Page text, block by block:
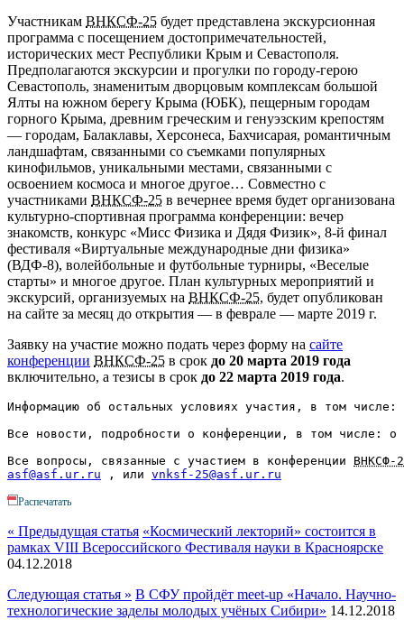
Участникам ВНКСФ-25 будет представлена экскурсионная
программа с посещением достопримечательностей,
исторических мест Республики Крым и Севастополя.
Предполагаются экскурсии и прогулки по городу-герою
Севастополь, знаменитым дворцовым комплексам большой
Ялты на южном берегу Крыма (ЮБК), пещерным городам
горного Крыма, древним греческим и генуэзским крепостям
— городам, Балаклавы, Херсонеса, Бахчисарая, романтичным
ландшафтам, связанными со съемками популярных
кинофильмов, уникальными местами, связанными с
освоением космоса и многое другое… Совместно с
участниками ВНКСФ-25 в вечернее время будет организована
культурно-спортивная программа конференции: вечер
знакомств, конкурс «Мисс Физика и Дядя Физик», 8-й финал
фестиваля «Виртуальные международные дни физика»
(ВДФ-8), волейбольные и футбольные турниры, «Веселые
старты» и многое другое. План культурных мероприятий и
экскурсий, организуемых на ВНКСФ-25, будет опубликован
на сайте за месяц до открытия — в феврале — марте 2019 г.
Заявку на участие можно подать через форму на сайте
конференции ВНКСФ-25 в срок до 20 марта 2019 года
включительно, а тезисы в срок до 22 марта 2019 года.
Информацию об остальных условиях участия, в том
Все новости, подробности о конференции, в том числе: о
Все вопросы, связанные с участием в конференции ВНКСФ-
asf@asf.ur.ru , или vnksf-25@asf.ur.ru
Распечатать
« Предыдущая статья «Космический лекторий» состоится в
рамках VIII Всероссийского Фестиваля науки в Красноярске
04.12.2018
Следующая статья » В СФУ пройдёт meet-up «Начало. Научно-
технологические заделы молодых учёных Сибири» 14.12.2018